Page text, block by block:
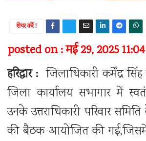
शेयर करें !
posted on : मई 29, 2025 11:04
हरिद्वार : जिलाधिकारी कर्मेंद्र
जिला कार्यालय सभागार में
उनके उत्तराधिकारी परिवार
की बैठक आयोजित की गई,जिसमें